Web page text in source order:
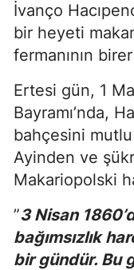
İvanço
bir heyeti
fermanının
Ertesi gün, 1
Bayramı’nda,
bahçesini
Ayinden ve
Makariopolski
”3 Nisan
bağımsızlık
bir gündür. Bu